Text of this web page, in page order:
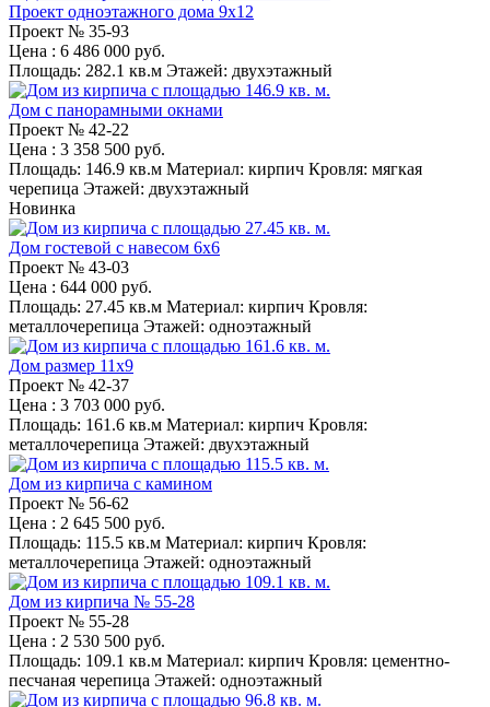
Проект одноэтажного дома 9x12
Проект № 35-93
Цена : 6 486 000 руб.
Площадь: 282.1 кв.м Этажей: двухэтажный
Дом с панорамными окнами
Проект № 42-22
Цена : 3 358 500 руб.
Площадь: 146.9 кв.м Материал: кирпич Кровля: мягкая
черепица Этажей: двухэтажный
Новинка
Дом гостевой с навесом 6x6
Проект № 43-03
Цена : 644 000 руб.
Площадь: 27.45 кв.м Материал: кирпич Кровля:
металлочерепица Этажей: одноэтажный
Дом размер 11x9
Проект № 42-37
Цена : 3 703 000 руб.
Площадь: 161.6 кв.м Материал: кирпич Кровля:
металлочерепица Этажей: двухэтажный
Дом из кирпича с камином
Проект № 56-62
Цена : 2 645 500 руб.
Площадь: 115.5 кв.м Материал: кирпич Кровля:
металлочерепица Этажей: одноэтажный
Дом из кирпича № 55-28
Проект № 55-28
Цена : 2 530 500 руб.
Площадь: 109.1 кв.м Материал: кирпич Кровля: цементно-
песчаная черепица Этажей: одноэтажный